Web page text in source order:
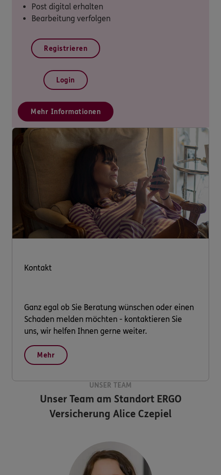
Post digital erhalten
Bearbeitung verfolgen
Registrieren
Login
Mehr Informationen
Kontakt
Ganz egal ob Sie Beratung wünschen oder einen
Schaden melden möchten - kontaktieren Sie
uns, wir helfen Ihnen gerne weiter.
Mehr
UNSER TEAM
Unser Team am StandortERGO
Versicherung Alice Czepiel